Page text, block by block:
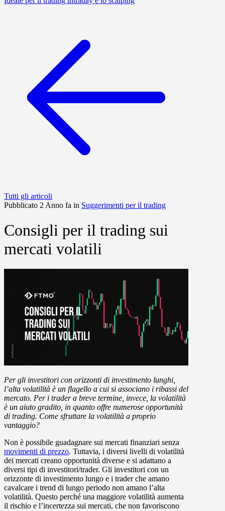
Tutti gli articoli
Pubblicato 2 Anno fa in Suggerimenti per il trading
Consigli per il trading sui
mercati volatili
Per gli investitori con orizzonti di investimento lunghi,
l’alta volatilità è un flagello a cui si associano i ribassi del
mercato. Per i trader a breve termine, invece, la volatilità
è un aiuto gradito, in quanto offre numerose opportunità
di trading. Come sfruttare la volatilità a proprio
vantaggio?
Non è possibile guadagnare sui mercati finanziari senza
movimenti di prezzo. Tuttavia, i diversi livelli di volatilità
dei mercati creano opportunità diverse e si adattano a
diversi tipi di investitori/trader. Gli investitori con un
orizzonte di investimento lungo e i trader che amano
cavalcare i trend di lungo periodo non amano l’alta
volatilità. Questo perché una maggiore volatilità aumenta
il rischio e l’incertezza sui mercati, che non favoriscono